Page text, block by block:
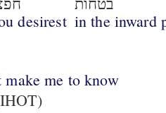
desirest
בטחות
in the inward
make me to know